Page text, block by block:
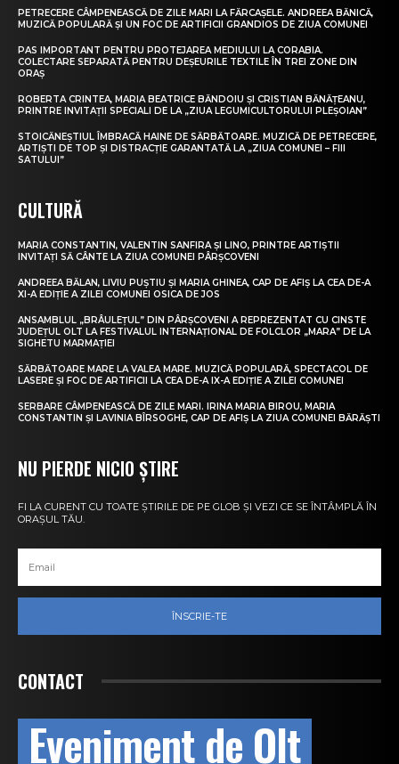
PETRECERE CÂMPENEASCĂ DE ZILE MARI LA FĂRCAȘELE. ANDREEA BĂNICĂ,
MUZICĂ POPULARĂ ȘI UN FOC DE ARTIFICII GRANDIOS DE ZIUA COMUNEI
PAS IMPORTANT PENTRU PROTEJAREA MEDIULUI LA CORABIA.
COLECTARE SEPARATĂ PENTRU DEȘEURILE TEXTILE ÎN TREI ZONE DIN
ORAȘ
ROBERTA CRINTEA, MARIA BEATRICE BĂNDOIU ȘI CRISTIAN BĂNĂȚEANU,
PRINTRE INVITAȚII SPECIALI DE LA „ZIUA LEGUMICULTORULUI PLEȘOIAN”
STOICĂNEȘTIUL ÎMBRACĂ HAINE DE SĂRBĂTOARE. MUZICĂ DE PETRECERE,
ARTIȘTI DE TOP ȘI DISTRACȚIE GARANTATĂ LA „ZIUA COMUNEI – FIII
SATULUI”
CULTURĂ
MARIA CONSTANTIN, VALENTIN SANFIRA ȘI LINO, PRINTRE ARTIȘTII
INVITAȚI SĂ CÂNTE LA ZIUA COMUNEI PÂRȘCOVENI
ANDREEA BĂLAN, LIVIU PUȘTIU ȘI MARIA GHINEA, CAP DE AFIȘ LA CEA DE-A
XI-A EDIȚIE A ZILEI COMUNEI OSICA DE JOS
ANSAMBLUL „BRÂULEȚUL” DIN PÂRȘCOVENI A REPREZENTAT CU CINSTE
JUDEȚUL OLT LA FESTIVALUL INTERNAȚIONAL DE FOLCLOR „MARA” DE LA
SIGHETU MARMAȚIEI
SĂRBĂTOARE MARE LA VALEA MARE. MUZICĂ POPULARĂ, SPECTACOL DE
LASERE ȘI FOC DE ARTIFICII LA CEA DE-A IX-A EDIȚIE A ZILEI COMUNEI
SERBARE CÂMPENEASCĂ DE ZILE MARI. IRINA MARIA BIROU, MARIA
CONSTANTIN ȘI LAVINIA BÎRSOGHE, CAP DE AFIȘ LA ZIUA COMUNEI BĂRĂȘTI
NU PIERDE NICIO ȘTIRE
FI LA CURENT CU TOATE ȘTIRILE DE PE GLOB ȘI VEZI CE SE ÎNTÂMPLĂ ÎN
ORAȘUL TĂU.
ÎNSCRIE-TE
CONTACT
Eveniment de Olt